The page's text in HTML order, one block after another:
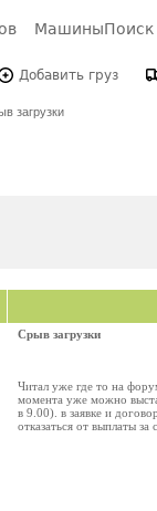
Машины
Добавить груз
загрузки
Срыв загрузки
Читал уже где то на
момента уже можно
в 9.00). в заявке и
отказаться от выплаты